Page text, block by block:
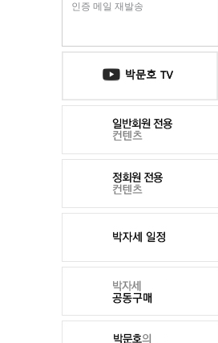
인증 메일 재발송